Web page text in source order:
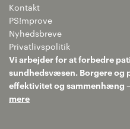
Avanceret søgning
Kontakt
PS!mprove
Nyhedsbreve
Privatlivspolitik
Vi arbejder for at forbedre
sundhedsvæsen. Borgere og
effektivitet og sammenhæng
mere